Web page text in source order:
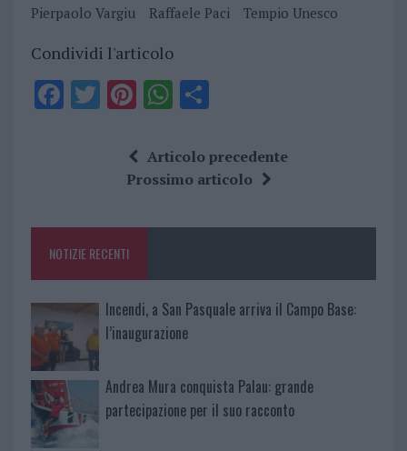
Pierpaolo Vargiu
Raffaele Paci Tempio Unesco
Condividi l'articolo
F
o
k
T Pi
te
re
W
at
s
p
S
a
re
Articolo precedente
Prossimo articolo
NOTIZIE RECENTI
Incendi, a San Pasquale arriva il Campo Base:
l’inaugurazione
Andrea Mura conquista Palau: grande
partecipazione per il suo racconto